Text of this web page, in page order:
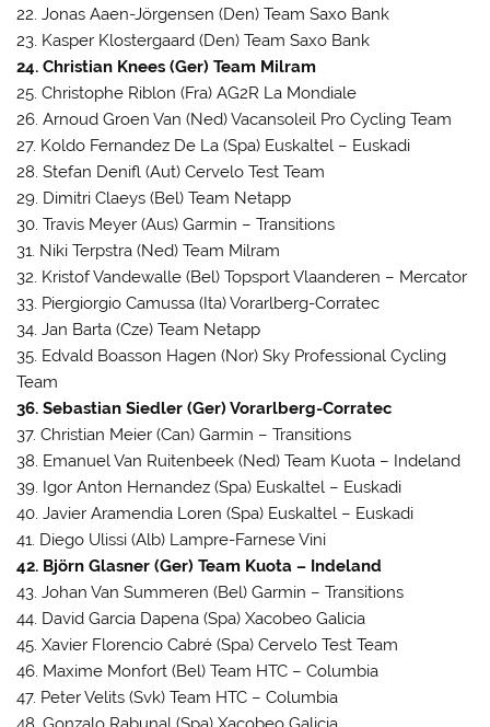
22. Jonas Aaen-Jörgensen (Den) Team Saxo Bank
23. Kasper Klostergaard (Den) Team Saxo Bank
24. Christian Knees (Ger) Team Milram
25. Christophe Riblon (Fra) AG2R La Mondiale
26. Arnoud Groen Van (Ned) Vacansoleil Pro Cycling Team
27. Koldo Fernandez De La (Spa) Euskaltel – Euskadi
28. Stefan Denifl (Aut) Cervelo Test Team
29. Dimitri Claeys (Bel) Team Netapp
30. Travis Meyer (Aus) Garmin – Transitions
31. Niki Terpstra (Ned) Team Milram
32. Kristof Vandewalle (Bel) Topsport Vlaanderen – Mercator
33. Piergiorgio Camussa (Ita) Vorarlberg-Corratec
34. Jan Barta (Cze) Team Netapp
35. Edvald Boasson Hagen (Nor) Sky Professional Cycling
Team
36. Sebastian Siedler (Ger) Vorarlberg-Corratec
37. Christian Meier (Can) Garmin – Transitions
38. Emanuel Van Ruitenbeek (Ned) Team Kuota – Indeland
39. Igor Anton Hernandez (Spa) Euskaltel – Euskadi
40. Javier Aramendia Loren (Spa) Euskaltel – Euskadi
41. Diego Ulissi (Alb) Lampre-Farnese Vini
42. Björn Glasner (Ger) Team Kuota – Indeland
43. Johan Van Summeren (Bel) Garmin – Transitions
44. David Garcia Dapena (Spa) Xacobeo Galicia
45. Xavier Florencio Cabré (Spa) Cervelo Test Team
46. Maxime Monfort (Bel) Team HTC – Columbia
47. Peter Velits (Svk) Team HTC – Columbia